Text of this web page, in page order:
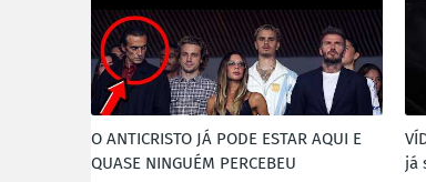
O ANTICRISTO JÁ PODE ESTAR AQUI E
QUASE NINGUÉM PERCEBEU
já